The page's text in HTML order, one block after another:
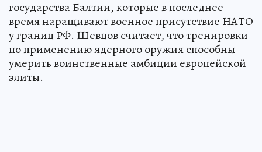
государства Балтии, которые в последнее
время наращивают военное присутствие НАТО
у границ РФ. Шевцов считает, что тренировки
по применению ядерного оружия способны
умерить воинственные амбиции европейской
элиты.